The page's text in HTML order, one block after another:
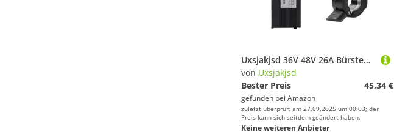
Uxsjakjsd 36V 48V 26A Bürstenloser Controller G20 LED Display Meter + 130X Gasgriff-Kit für Elektroroller E-Bike Reparaturset
von Uxsjakjsd
Bester Preis
45,34 €
gefunden bei Amazon
zuletzt überprüft am 27.09.2025 um 00:03; der
Preis kann sich seitdem geändert haben.
Keine weiteren Anbieter